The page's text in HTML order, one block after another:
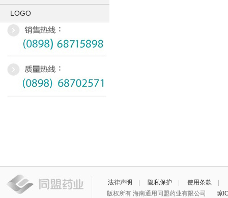
LOGO
法律声明 隐私保护 使用条款
版权所有 海南通用同盟药业有限公司
琼